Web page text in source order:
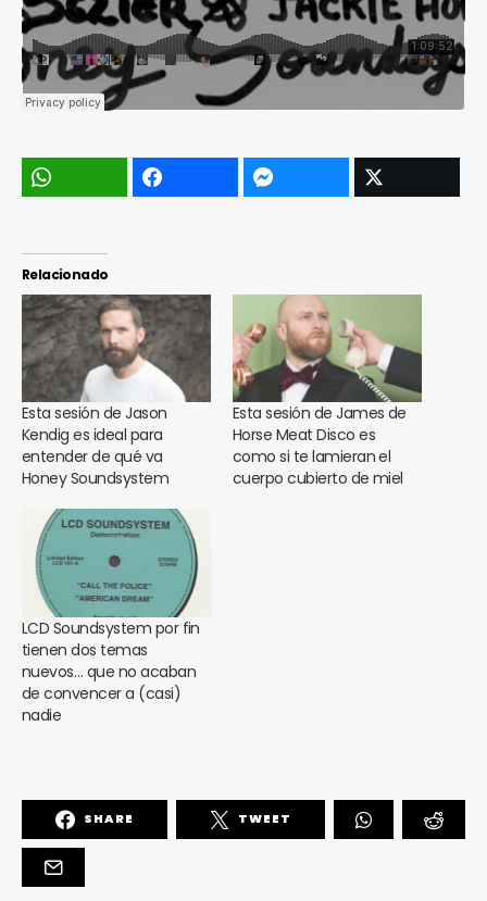
Relacionado
Esta sesión de Jason
Kendig es ideal para
entender de qué va
Honey Soundsystem
Esta sesión de James de
Horse Meat Disco es
como si te lamieran el
cuerpo cubierto de miel
LCD Soundsystem por fin
tienen dos temas
nuevos… que no acaban
de convencer a (casi)
nadie
SHARE TWEET